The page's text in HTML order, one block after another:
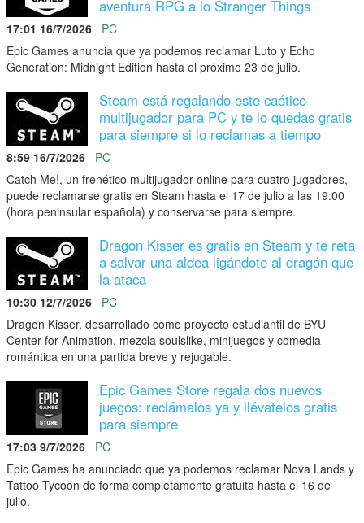
aventura RPG a lo Stranger Things
17:01 16/7/2026
PC
Epic Games anuncia que ya podemos reclamar Luto y Echo
Generation: Midnight Edition hasta el próximo 23 de julio.
Steam está regalando este caótico
multijugador para PC y te lo quedas gratis
para siempre si lo reclamas a tiempo
8:59 16/7/2026
PC
Catch Me!, un frenético multijugador online para cuatro jugadores,
puede reclamarse gratis en Steam hasta el 17 de julio a las 19:00
(hora peninsular española) y conservarse para siempre.
Dragon Kisser es gratis en Steam y te reta
a salvar una aldea ligándote al dragón que
la ataca
10:30 12/7/2026
PC
Dragon Kisser, desarrollado como proyecto estudiantil de BYU
Center for Animation, mezcla soulslike, minijuegos y comedia
romántica en una partida breve y rejugable.
Epic Games Store regala dos nuevos
juegos: reclámalos ya y llévatelos gratis
para siempre
17:03 9/7/2026
PC
Epic Games ha anunciado que ya podemos reclamar Nova Lands y
Tattoo Tycoon de forma completamente gratuita hasta el 16 de
julio.